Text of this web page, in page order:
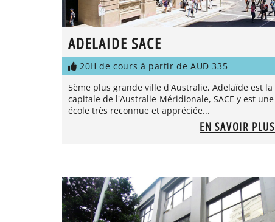
ADELAIDE SACE
20H de cours à partir de AUD 335
5ème plus grande ville d'Australie, Adelaïde est la
capitale de l'Australie-Méridionale, SACE y est une
école très reconnue et appréciée...
EN SAVOIR PLUS